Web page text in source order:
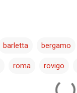
barletta bergamo
roma rovigo